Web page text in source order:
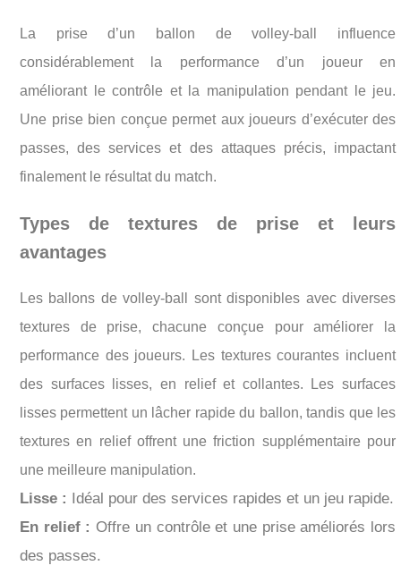
La prise d’un ballon de volley-ball influence
considérablement la performance d’un joueur en
améliorant le contrôle et la manipulation pendant le jeu.
Une prise bien conçue permet aux joueurs d’exécuter des
passes, des services et des attaques précis, impactant
finalement le résultat du match.
Types de textures de prise et leurs
avantages
Les ballons de volley-ball sont disponibles avec diverses
textures de prise, chacune conçue pour améliorer la
performance des joueurs. Les textures courantes incluent
des surfaces lisses, en relief et collantes. Les surfaces
lisses permettent un lâcher rapide du ballon, tandis que les
textures en relief offrent une friction supplémentaire pour
une meilleure manipulation.
Lisse : Idéal pour des services rapides et un jeu rapide.
En relief : Offre un contrôle et une prise améliorés lors
des passes.